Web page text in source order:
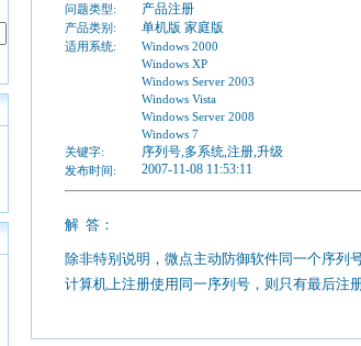
问题类型: 产品注册
产品类别: 单机版 家庭版
适用系统:
Windows 2000
Windows XP
Windows Server 2003
Windows Vista
Windows Server 2008
Windows 7
关键字:
序列号,多系统,注册,升级
发布时间: 2007-11-08 11:53:11
解 答：
除非特别说明，微点主动防御软件同一个序列
计算机上注册使用同一序列号，则只有最后注